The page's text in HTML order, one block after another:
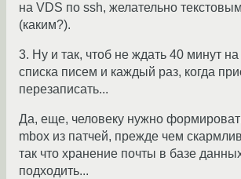
на VDS по ssh, желательно
(каким?).
3. Ну и так, чтоб не ждать 40 минут
списка писем и каждый раз, когда
перезаписать...
Да, еще, человеку нужно
mbox из патчей, прежде чем
так что хранение почты в базе
подходить...